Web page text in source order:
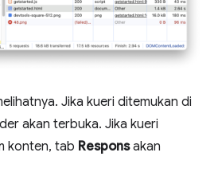
Jika kueri ditemukan di
akan terbuka. Jika kueri
konten, tab Responsakan